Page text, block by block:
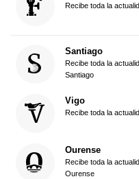
Recibe toda la
Santiago
Recibe toda la
Santiago
Vigo
Recibe toda la
Ourense
Recibe toda la
Ourense